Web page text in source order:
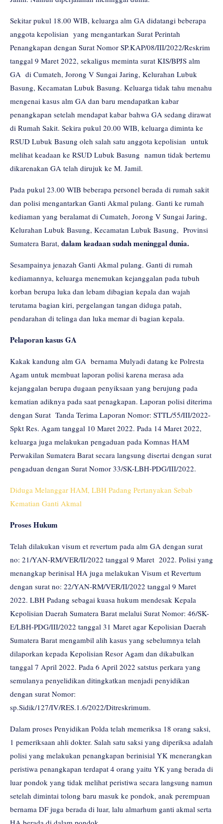
Sekitar pukul 18.00 WIB, keluarga alm GA didatangi beberapa
anggota kepolisian yang mengantarkan Surat Perintah
Penangkapan dengan Surat Nomor SP.KAP/08/III/2022/Reskrim
tanggal 9 Maret 2022, sekaligus meminta surat KIS/BPJS alm
GA di Cumateh, Jorong V Sungai Jaring, Kelurahan Lubuk
Basung, Kecamatan Lubuk Basung. Keluarga tidak tahu menahu
mengenai kasus alm GA dan baru mendapatkan kabar
penangkapan setelah mendapat kabar bahwa GA sedang dirawat
di Rumah Sakit. Sekira pukul 20.00 WIB, keluarga diminta ke
RSUD Lubuk Basung oleh salah satu anggota kepolisian untuk
melihat keadaan ke RSUD Lubuk Basung namun tidak bertemu
dikarenakan GA telah dirujuk ke M. Jamil.
Pada pukul 23.00 WIB beberapa personel berada di rumah sakit
dan polisi mengantarkan Ganti Akmal pulang. Ganti ke rumah
kediaman yang beralamat di Cumateh, Jorong V Sungai Jaring,
Kelurahan Lubuk Basung, Kecamatan Lubuk Basung, Provinsi
Sumatera Barat, dalam keadaan sudah meninggal dunia.
Sesampainya jenazah Ganti Akmal pulang. Ganti di rumah
kediamannya, keluarga menemukan kejanggalan pada tubuh
korban berupa luka dan lebam dibagian kepala dan wajah
terutama bagian kiri, pergelangan tangan diduga patah,
pendarahan di telinga dan luka memar di bagian kepala.
Pelaporan kasus GA
Kakak kandung alm GA bernama Mulyadi datang ke Polresta
Agam untuk membuat laporan polisi karena merasa ada
kejanggalan berupa dugaan penyiksaan yang berujung pada
kematian adiknya pada saat penagkapan. Laporan polisi diterima
dengan Surat Tanda Terima Laporan Nomor: STTL/55/III/2022-
Spkt Res. Agam tanggal 10 Maret 2022. Pada 14 Maret 2022,
keluarga juga melakukan pengaduan pada Komnas HAM
Perwakilan Sumatera Barat secara langsung disertai dengan surat
pengaduan dengan Surat Nomor 33/SK-LBH-PDG/III/2022.
Diduga Melanggar HAM, LBH Padang Pertanyakan Sebab
Kematian Ganti Akmal
Proses Hukum
Telah dilakukan visum et revertum pada alm GA dengan surat
no: 21/YAN-RM/VER/II/2022 tanggal 9 Maret 2022. Polisi yang
menangkap berinisal HA juga melakukan Visum et Revertum
dengan surat no: 22/YAN-RM/VER/II/2022 tanggal 9 Maret
2022. LBH Padang sebagai kuasa hukum mendesak Kepala
Kepolisian Daerah Sumatera Barat melalui Surat Nomor: 46/SK-
E/LBH-PDG/III/2022 tanggal 31 Maret agar Kepolisian Daerah
Sumatera Barat mengambil alih kasus yang sebelumnya telah
dilaporkan kepada Kepolisian Resor Agam dan dikabulkan
tanggal 7 April 2022. Pada 6 April 2022 satstus perkara yang
semulanya penyelidikan ditingkatkan menjadi penyidikan
dengan surat Nomor:
sp.Sidik/127/IV/RES.1.6/2022/Ditreskrimum.
Dalam proses Penyidikan Polda telah memeriksa 18 orang saksi,
1 pemeriksaan ahli dokter. Salah satu saksi yang diperiksa adalah
polisi yang melakukan penangkapan berinisial YK menerangkan
peristiwa penangkapan terdapat 4 orang yaitu YK yang berada di
luar pondok yang tidak melihat peristiwa secara langsung namun
setelah dimintai tolong baru masuk ke pondok, anak perempuan
bernama DF juga berada di luar, lalu almarhum ganti akmal serta